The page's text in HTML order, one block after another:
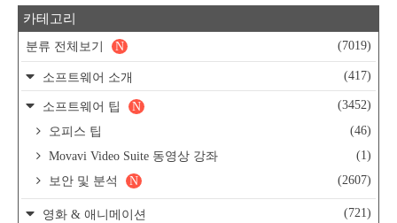
카테고리
분류 전체보기 (7019)
N
소프트웨어 소개 (417)
소프트웨어 팁 (3452)
N
오피스 팁
(46)
Movavi Video Suite 동영상 강좌
(1)
보안 및 분석
(2607)
N
영화 & 애니메이션 (721)